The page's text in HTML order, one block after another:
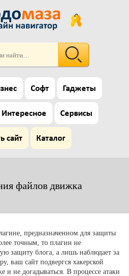
Софт Гаджеты
Интересное Сервисы
сайт Каталог
файлов движка
предназначенном для защиты
точным, то плагин не
защиту блога, а лишь наблюдает за
ваш сайт подвергся хакерской
и не догадываться. В процессе атаки